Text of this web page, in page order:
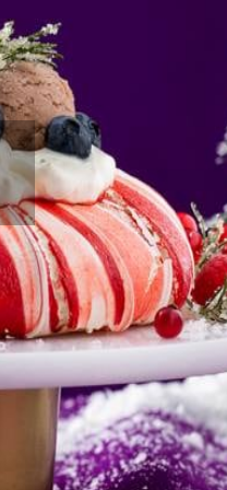
en draai er met de lepel
van kleur veranderen en in
barsten maakt niet uit.
van de bakkwast met de
Bewaar een half
van het achtergehouden
poedersuiker en rozemarijn
de meringue op een
ijs in bolletjes erover.